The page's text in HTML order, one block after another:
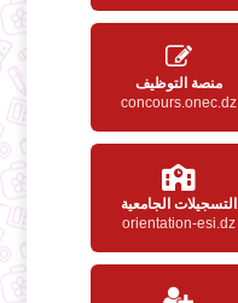
منصة التوظيف
concours.onec.dz
التسجيلات الجامعية
orientation-esi.dz